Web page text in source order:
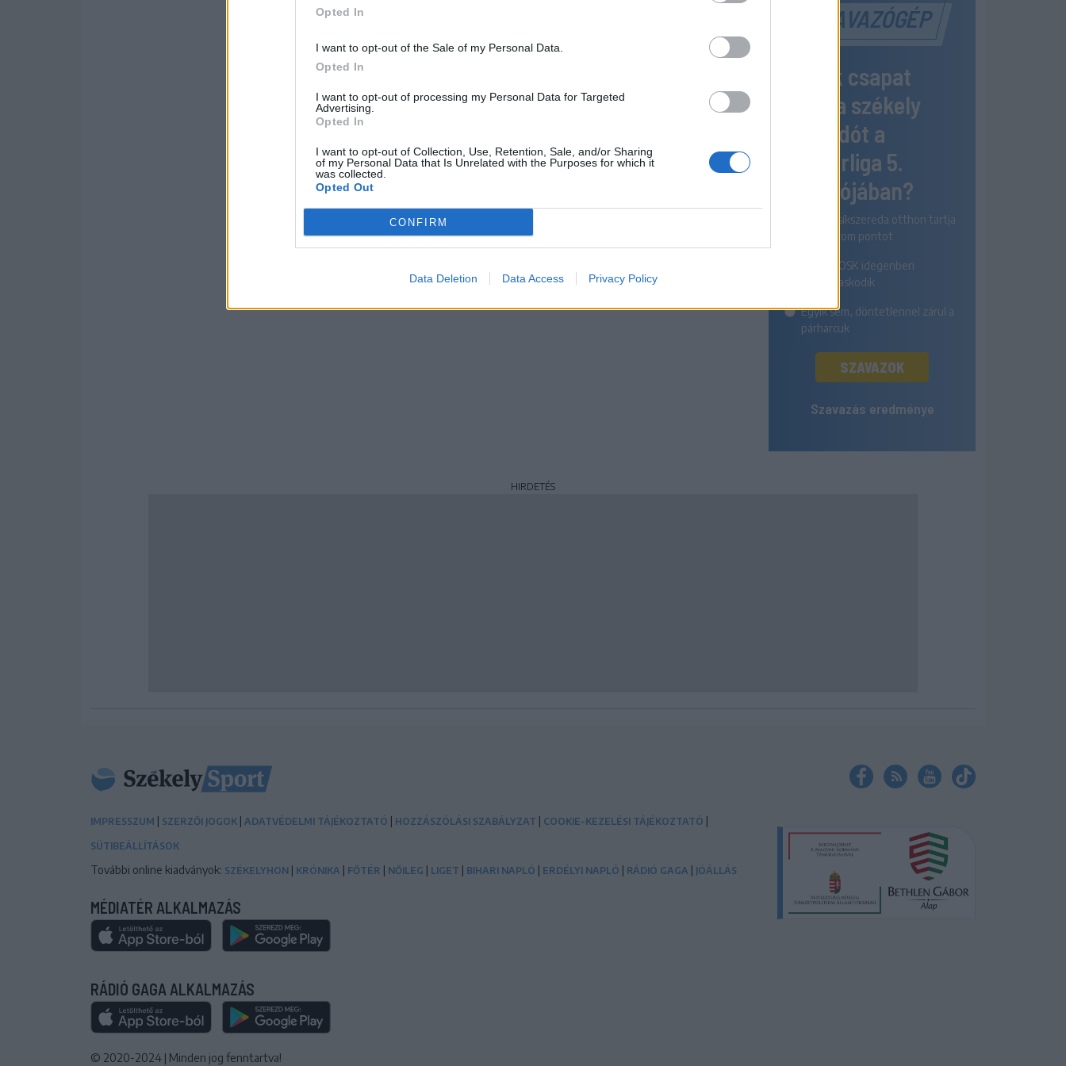
Opted In
I want to opt-out of the Sale of my Personal Data.
Opted In
I want to opt-out of processing my Personal Data for Targeted
Advertising.
Opted In
I want to opt-out of Collection, Use, Retention, Sale, and/or Sharing
of my Personal Data that Is Unrelated with the Purposes for which it
was collected.
Opted Out
CONFIRM
Data Deletion Data Access Privacy Policy
SZAVAZÓGÉP
Melyik csapat
nyeri a székely
rangadót a
Szuperliga 5.
fordulójában?
Az FK Csíkszereda otthon tartja
mindhárom pontot
A Sepsi OSK idegenben
diadalmaskodik
Egyik sem, döntetlennel zárul a
párharcuk
SZAVAZOK
Szavazás eredménye
HIRDETÉS
IMPRESSZUM | SZERZŐI JOGOK | ADATVÉDELMI TÁJÉKOZTATÓ | HOZZÁSZÓLÁSI SZABÁLYZAT | COOKIE-KEZELÉSI TÁJÉKOZTATÓ |
SÜTIBEÁLLÍTÁSOK
További online kiadványok: SZÉKELYHON | KRÓNIKA | FŐTÉR | NŐILEG | LIGET | BIHARI NAPLÓ | ERDÉLYI NAPLÓ | RÁDIÓ GAGA | JÓÁLLÁS
MÉDIATÉR ALKALMAZÁS
RÁDIÓ GAGA ALKALMAZÁS
© 2020-2024 | Minden jog fenntartva!